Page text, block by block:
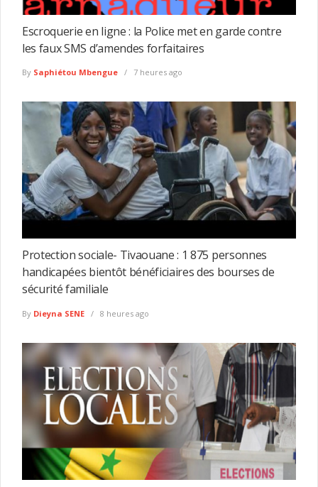
Escroquerie en ligne : la Police met en garde contre
les faux SMS d’amendes forfaitaires
By Saphiétou Mbengue 7 heures ago
Protection sociale- Tivaouane : 1 875 personnes
handicapées bientôt bénéficiaires des bourses de
sécurité familiale
By Dieyna SENE 8 heures ago